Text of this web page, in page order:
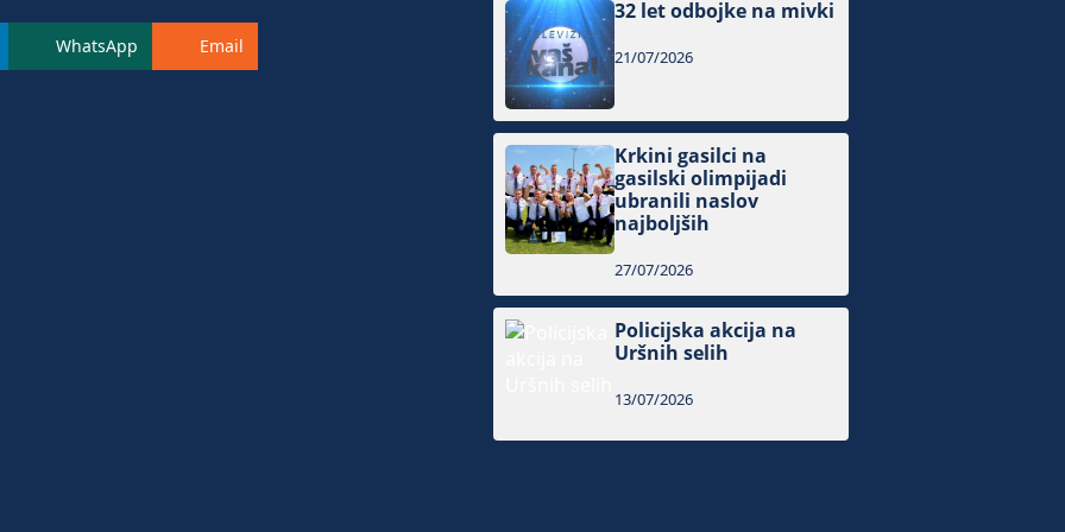
WhatsApp Email
32 let odbojke na mivki
21/07/2026
Krkini gasilci na
gasilski olimpijadi
ubranili naslov
najboljših
27/07/2026
Policijska akcija na
Uršnih selih
13/07/2026